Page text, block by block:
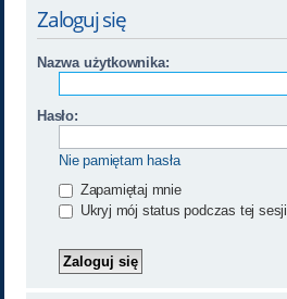
Zaloguj się
Nazwa użytkownika:
Hasło:
Nie pamiętam hasła
Zapamiętaj mnie
Ukryj mój status podczas tej sesji